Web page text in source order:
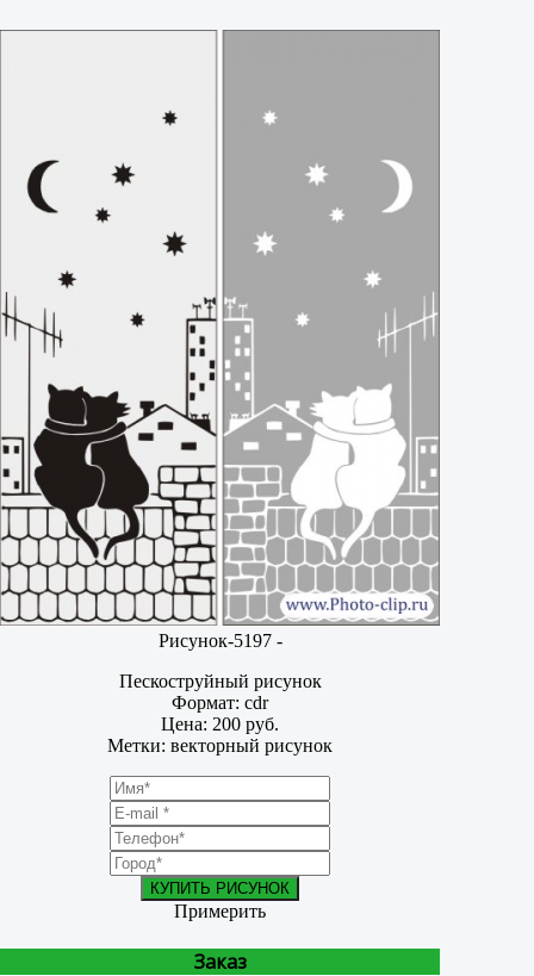
Рисунок-5197 -
Пескоструйный рисунок
Формат: cdr
Цена: 200 руб.
Метки: векторный рисунок
КУПИТЬ РИСУНОК
Примерить
Заказ